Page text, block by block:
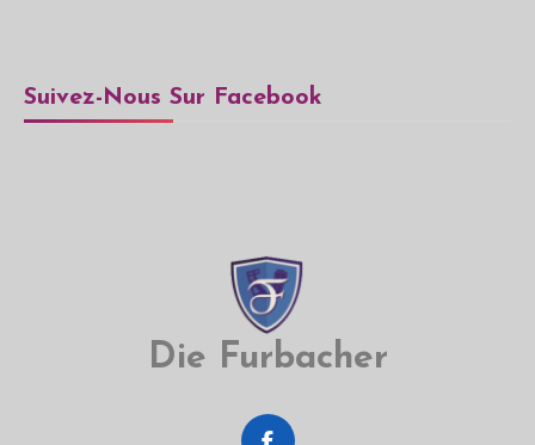
Suivez-Nous Sur Facebook
Die Furbacher